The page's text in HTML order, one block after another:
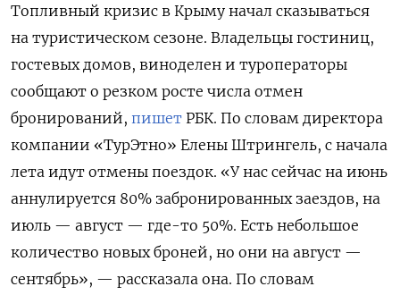
Топливный кризис в Крыму начал сказываться
на туристическом сезоне. Владельцы гостиниц,
гостевых домов, виноделен и туроператоры
сообщают о резком росте числа отмен
бронирований, пишет РБК. По словам директора
компании «ТурЭтно» Елены Штрингель, с начала
лета идут отмены поездок. «У нас сейчас на июнь
аннулируется 80% забронированных заездов, на
июль — август — где-то 50%. Есть небольшое
количество новых броней, но они на август —
сентябрь», — рассказала она. По словам